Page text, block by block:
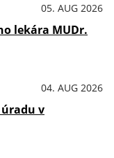
05. AUG 2026
lekára MUDr.
04. AUG 2026
v